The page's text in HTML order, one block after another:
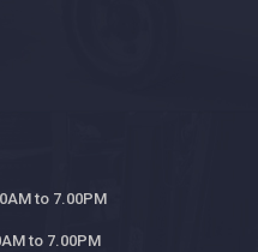
to 7.00PM
to 7.00PM